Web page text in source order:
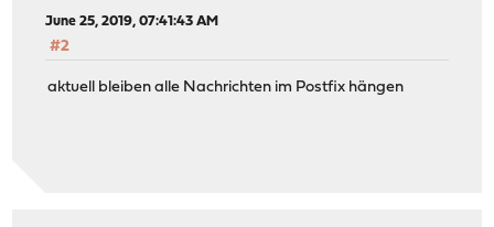
June 25, 2019, 07:41:43 AM
#2
aktuell bleiben alle Nachrichten im Postfix hängen